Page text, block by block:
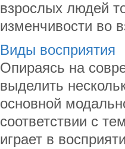
взрослых людей
изменчивости во
Виды восприятия
Опираясь на
выделить
основной
соответствии с
играет в